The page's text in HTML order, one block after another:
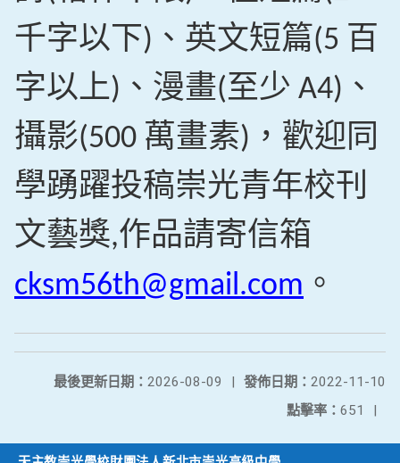
千字以下) 、英文短篇(5 百
字以上) 、漫畫(至少 A4) 、
攝影(500 萬畫素) ，歡迎同
學踴躍投稿崇光青年校刊
文藝獎,作品請寄信箱
cksm56th@gmail.com 。
發佈日期： 2022-11-10
最後更新日期： 2026-08-09
|
點擊率： 651 |